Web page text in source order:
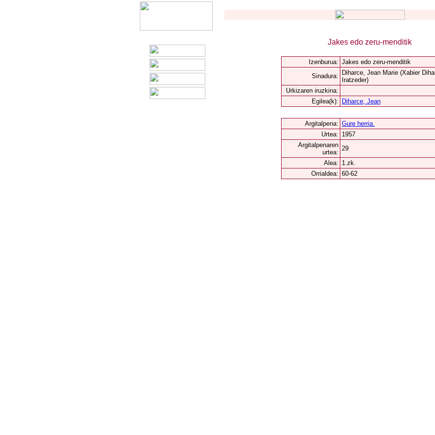
Jakes edo zeru-menditik
Izenburua: Jakes edo zeru-menditik
Sinadura:
Diharce, Jean Marie (Xabier
Iratzeder)
Urkizaren iruzkina:
Egilea(k):
Diharce, Jean
Argitalpena: Gure herria.
Urtea: 1957
Argitalpenaren
urtea:
29
Alea: 1.zk.
Orrialdea: 60-62